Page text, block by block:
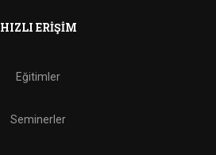
HIZLI ERIŞIM
Eğitimler
Seminerler